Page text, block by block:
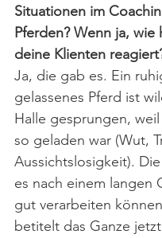
Situationen im
Pferden? Wenn ja, wie
deine Klienten
Ja, die gab es. Ein
gelassenes Pferd ist
Halle gesprungen,
so geladen war (Wut,
Aussichtslosigkeit).
es nach einem langen
gut verarbeiten
betitelt das Ganze